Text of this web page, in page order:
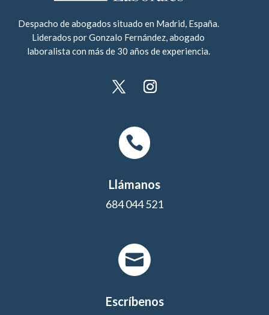
Despacho de abogados situado en Madrid, España.
Liderados por Gonzalo Fernández, abogado
laboralista con más de 30 años de experiencia.

Llámanos
684 044 521

Escríbenos